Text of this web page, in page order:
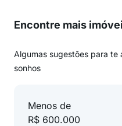
Encontre mais
Algumas sugestões para te
sonhos
Menos de
R$ 600.000